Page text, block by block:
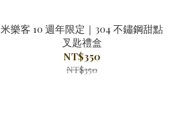
米樂客 10 週年限定｜304 不鏽鋼甜點
叉匙禮盒
NT$350
NT$350